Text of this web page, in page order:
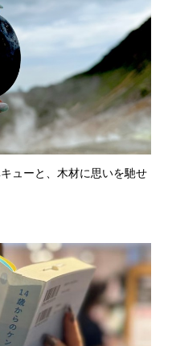
ューと、木材に思いを馳せ